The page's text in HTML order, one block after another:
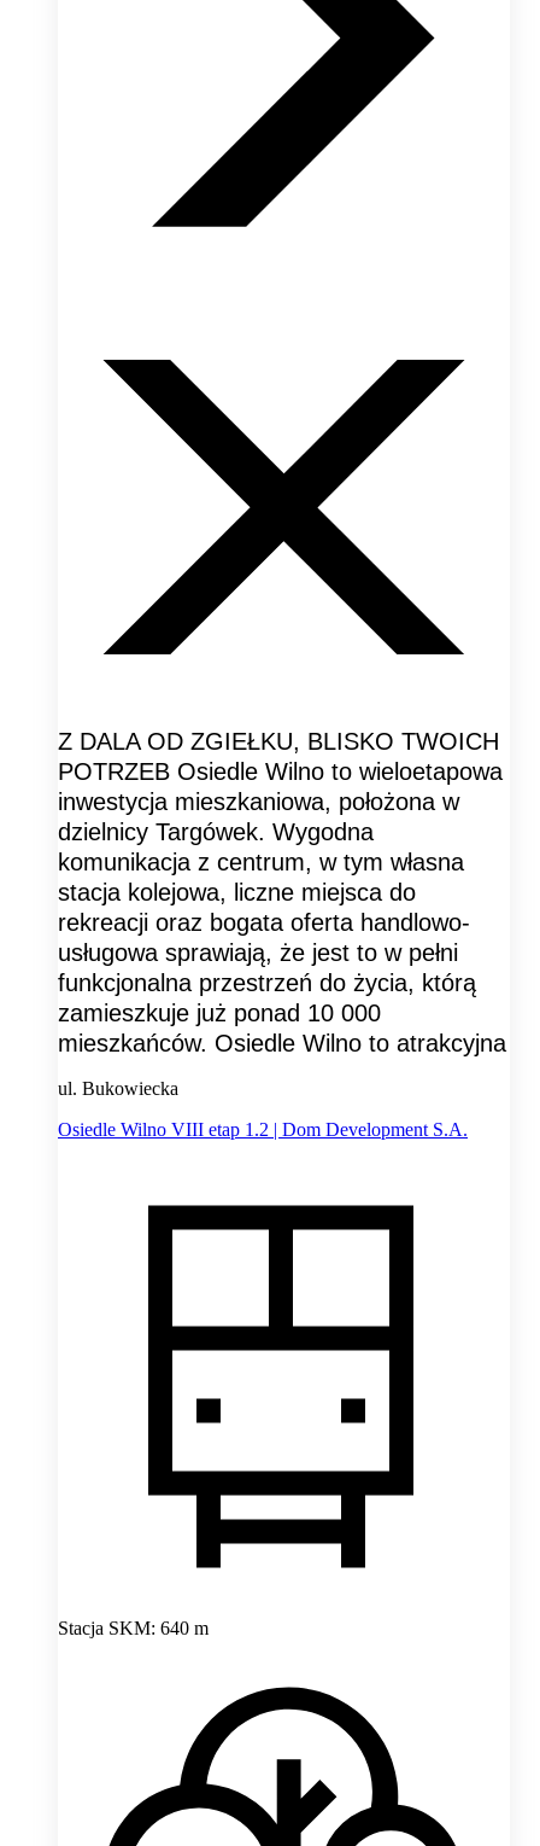
Z DALA OD ZGIEŁKU, BLISKO TWOICH
POTRZEB Osiedle Wilno to wieloetapowa
inwestycja mieszkaniowa, położona w
dzielnicy Targówek. Wygodna
komunikacja z centrum, w tym własna
stacja kolejowa, liczne miejsca do
rekreacji oraz bogata oferta handlowo-
usługowa sprawiają, że jest to w pełni
funkcjonalna przestrzeń do życia, którą
zamieszkuje już ponad 10 000
mieszkańców. Osiedle Wilno to atrakcyjna
ul. Bukowiecka
Osiedle Wilno VIII etap 1.2 | Dom Development S.A.
Stacja SKM: 640 m